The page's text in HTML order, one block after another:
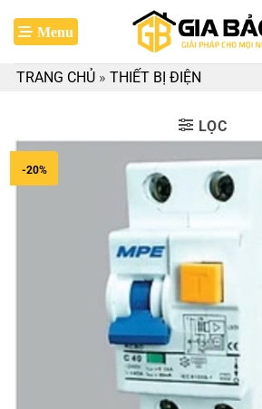
qua
dungTRANG CHỦ » THIẾT BỊ ĐIỆN
LỌC
-20%